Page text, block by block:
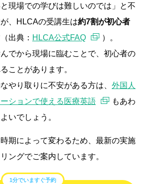
と現場での学びは難しいのでは」と不
、HLCAの受講生は約7割が初心者
出典： HLCA公式FAQ
）。
でから現場に臨むことで、初心者の
ことがあります。
やり取りに不安がある方は、 外国人
ションで使える医療英語
もあわ
いでしょう。
期によって変わるため、最新の実施
ングでご案内しています。
1分でいますぐ予約